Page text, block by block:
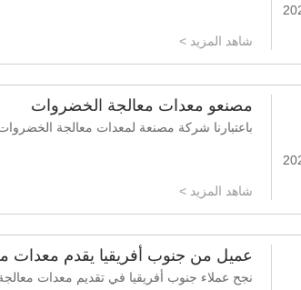
شاهد المزيد >
مصنعو معدات معالجة الخضروات
باعتبارنا شركة مصنعة لمعدات معالجة
شاهد المزيد >
عميل من جنوب أفريقيا يقدم معدات
نجح عملاء جنوب أفريقيا في تقديم معدات